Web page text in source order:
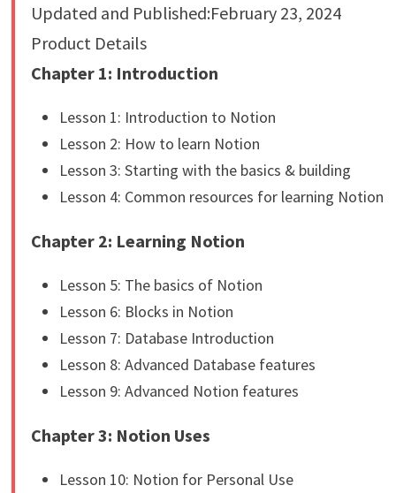
Updated and Published:February 23, 2024
Product Details
Chapter 1: Introduction
Lesson 1: Introduction to Notion
Lesson 2: How to learn Notion
Lesson 3: Starting with the basics & building
Lesson 4: Common resources for learning Notion
Chapter 2: Learning Notion
Lesson 5: The basics of Notion
Lesson 6: Blocks in Notion
Lesson 7: Database Introduction
Lesson 8: Advanced Database features
Lesson 9: Advanced Notion features
Chapter 3: Notion Uses
Lesson 10: Notion for Personal Use